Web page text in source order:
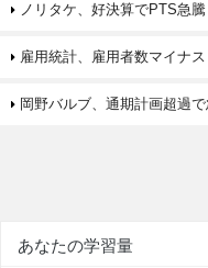
ノリタケ、好決算でPTS急騰
雇用統計、雇用者数マイナス
岡野バルブ、通期計画超過
あなたの学習量